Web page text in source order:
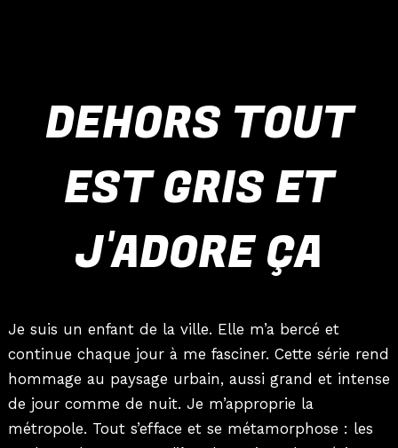
DEHORS TOUT
EST GRIS ET
J'ADORE ÇA
Je suis un enfant de la ville. Elle m’a bercé et
continue chaque jour à me fasciner. Cette série rend
hommage au paysage urbain, aussi grand et intense
de jour comme de nuit. Je m’approprie la
métropole. Tout s’efface et se métamorphose : les